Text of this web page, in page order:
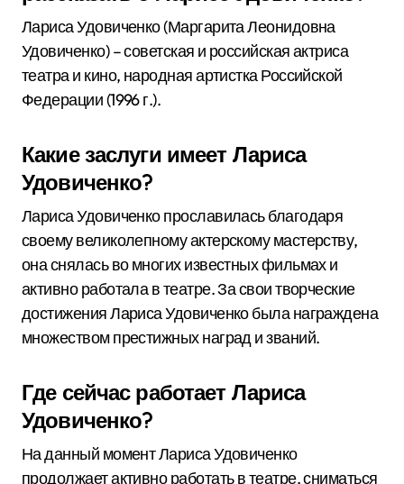
Лариса Удовиченко (Маргарита Леонидовна
Удовиченко) – советская и российская актриса
театра и кино, народная артистка Российской
Федерации (1996 г.).
Какие заслуги имеет Лариса
Удовиченко?
Лариса Удовиченко прославилась благодаря
своему великолепному актерскому мастерству,
она снялась во многих известных фильмах и
активно работала в театре. За свои творческие
достижения Лариса Удовиченко была награждена
множеством престижных наград и званий.
Где сейчас работает Лариса
Удовиченко?
На данный момент Лариса Удовиченко
продолжает активно работать в театре, сниматься